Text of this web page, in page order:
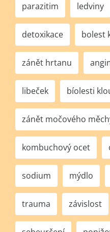
parazitim ledviny
detoxikace bolest
zánět hrtanu
libeček bíolesti
zánět močového
kombuchový ocet
sodium mýdlo
trauma závislost